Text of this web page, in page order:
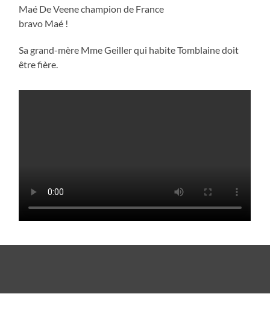
Maé De Veene champion de France
bravo Maé !
Sa grand-mère Mme Geiller qui habite Tomblaine doit
être fière.